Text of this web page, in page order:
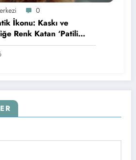
0
İkonu: Kaskı ve
Renk Katan ‘Patili
Oldu